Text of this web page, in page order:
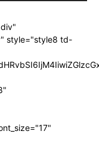
style="style8 td-